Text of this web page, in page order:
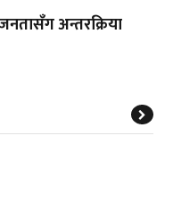
जनतासँग अन्तरक्रिया